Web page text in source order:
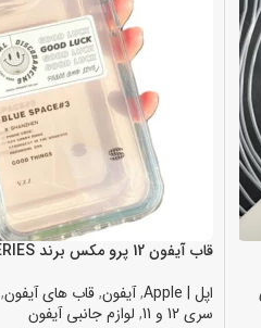
قاب آيفون 12 پرو مکس برند Q SERIES طرح دار
اپل | Apple
, آیفون, قاب های آیفون,
سری 12 و 11
, لوازم جانبی آیفون